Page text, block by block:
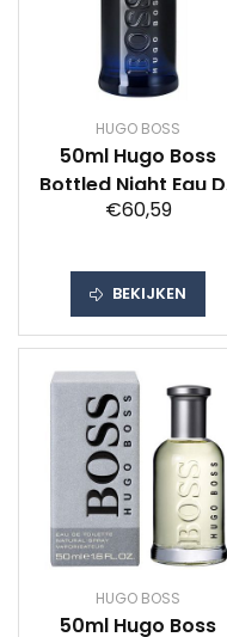
HUGO BOSS
50ml Hugo Boss
Bottled Night Eau
Toilette Man
€60,59
BEKIJKEN
HUGO BOSS
50ml Hugo Boss